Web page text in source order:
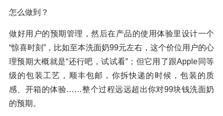
怎么做到？
做好用户的预期管理，然后在产品的使用体验里设计一个
“惊喜时刻”，比如至本洗面奶99元左右，这个价位用户的心
理预期大概就是“还行吧，试试看”；但它用了跟Apple同等
级的包装工艺，顺丰包邮，你拆快递的时候，包装的质
感、开箱的体验……整个过程远远超出你对99块钱洗面奶
的预期。